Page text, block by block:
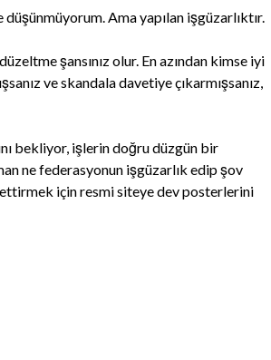
Ama yapılan işgüzarlıktır.
şansınız olur. En azından kimse iyi
ve skandala davetiye çıkarmışsanız,
bekliyor, işlerin doğru düzgün bir
ne federasyonun işgüzarlık edip şov
için resmi siteye dev posterlerini